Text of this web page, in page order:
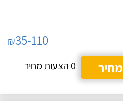
₪35-110
0 הצעות מחיר